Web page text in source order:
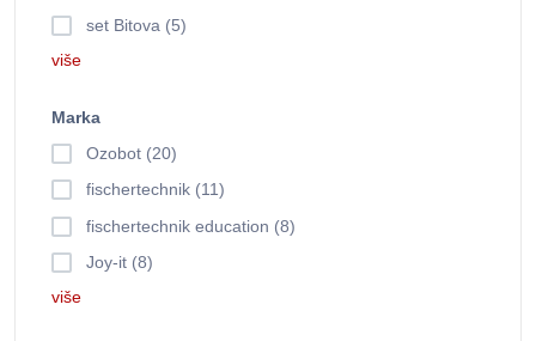
set Bitova (5)
više
Marka
Ozobot (20)
fischertechnik (11)
fischertechnik education (8)
Joy-it (8)
više